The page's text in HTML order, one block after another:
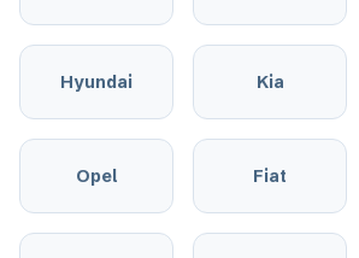
Hyundai Kia
Opel Fiat